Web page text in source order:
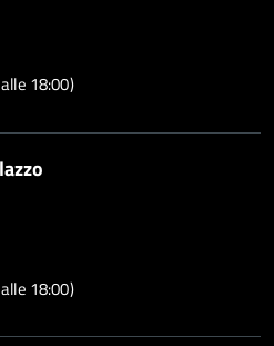
18:00)
18:00)